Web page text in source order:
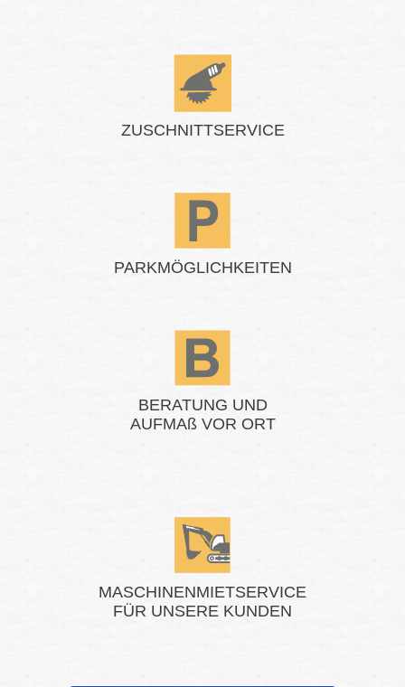
ZUSCHNITTSERVICE
PARKMÖGLICHKEITEN
BERATUNG UND
AUFMAß VOR ORT
MASCHINENMIETSERVICE
​​​​​​​FÜR UNSERE KUNDEN